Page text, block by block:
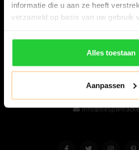
informatie die u aan ze heeft
verzameld op basis van uw gebruik
Alles toestaan
Aanpassen
Bespanracket.nl is dé
omstreken.
Snijdersstraat 6
8224 AA Lelystad
Nederland
06-57276080